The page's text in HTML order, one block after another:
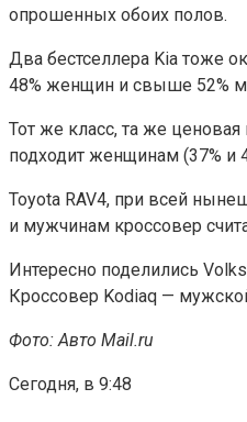
опрошенных обоих полов.
Два бестселлера Kia тоже
48% женщин и свыше 52%
Тот же класс, та же
подходит женщинам (37% и
Toyota RAV4, при всей
и мужчинам кроссовер
Интересно поделились
Кроссовер Kodiaq —
Фото: Авто Mail.ru
Сегодня, в 9:48